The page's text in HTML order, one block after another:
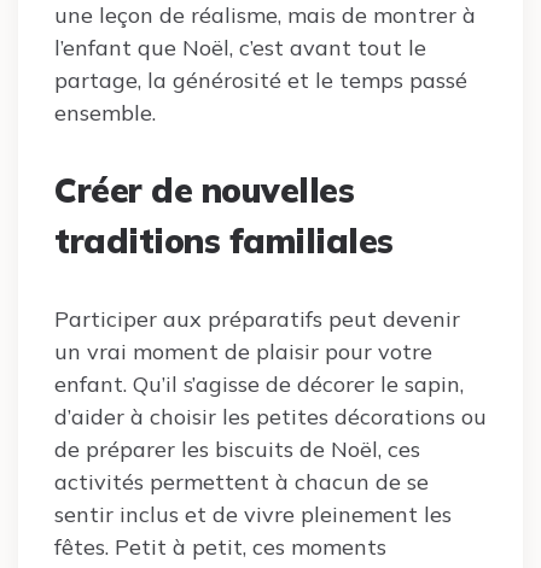
une leçon de réalisme, mais de montrer à
l’enfant que Noël, c’est avant tout le
partage, la générosité et le temps passé
ensemble.
Créer de nouvelles
traditions familiales
Participer aux préparatifs peut devenir
un vrai moment de plaisir pour votre
enfant. Qu’il s’agisse de décorer le sapin,
d’aider à choisir les petites décorations ou
de préparer les biscuits de Noël, ces
activités permettent à chacun de se
sentir inclus et de vivre pleinement les
fêtes. Petit à petit, ces moments